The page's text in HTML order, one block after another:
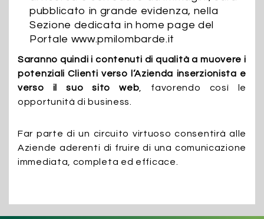
pubblicato in grande evidenza, nella
Sezione dedicata in home page del
Portale www.pmilombarde.it
Saranno quindi i contenuti di qualità a muovere i
potenziali Clienti verso l’Azienda inserzionista e
verso il suo sito web , favorendo così le
opportunità di business.
Far parte di un circuito virtuoso consentirà alle
Aziende aderenti di fruire di una comunicazione
immediata, completa ed efficace.